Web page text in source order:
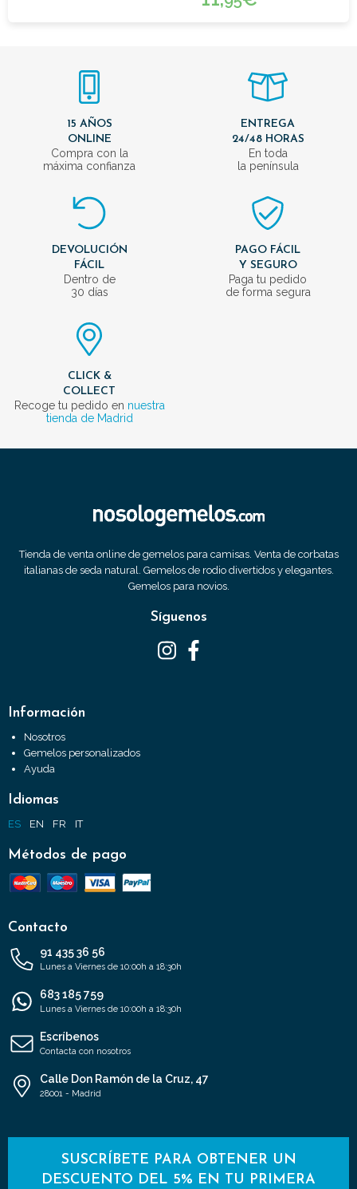
15 AÑOS
ONLINE
Compra con la
máxima confianza
ENTREGA
24/48 HORAS
En toda
la península
DEVOLUCIÓN
FÁCIL
Dentro de
30 días
PAGO FÁCIL
Y SEGURO
Paga tu pedido
de forma segura
CLICK &
COLLECT
Recoge tu pedido en nuestra
tienda de Madrid
Tienda de venta online de gemelos para camisas. Venta de corbatas
italianas de seda natural. Gemelos de rodio divertidos y elegantes.
Gemelos para novios.
Síguenos
Información
Nosotros
Gemelos personalizados
Ayuda
Idiomas
ES EN FR IT
Métodos de pago
Contacto
91 435 36 56
Lunes a Viernes de 10:00h a 18:30h
683 185 759
Lunes a Viernes de 10:00h a 18:30h
Escríbenos
Contacta con nosotros
Calle Don Ramón de la Cruz, 47
28001 - Madrid
SUSCRÍBETE PARA OBTENER UN
DESCUENTO DEL 5% EN TU PRIMERA